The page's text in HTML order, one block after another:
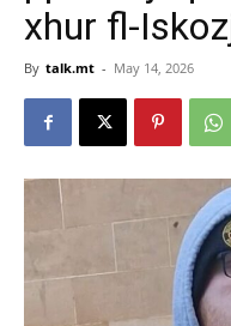
xhur fl-
By talk.mt - May 14, 2026